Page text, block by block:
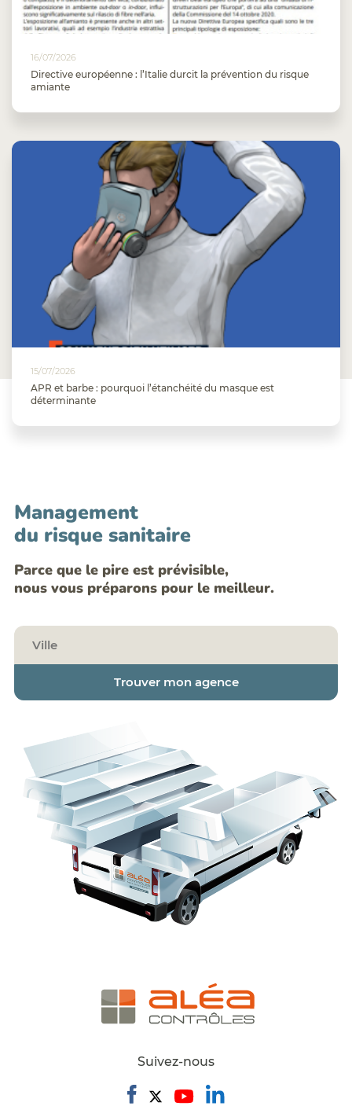
16/07/2026
Directive européenne : l’Italie durcit la prévention du risque
amiante
15/07/2026
APR et barbe : pourquoi l’étanchéité du masque est
déterminante
Management
du risque sanitaire
Parce que le pire est prévisible,
nous vous préparons pour le meilleur.
Trouver mon agence
Suivez-nous